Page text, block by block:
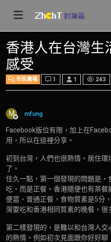
香港人在台灣生
感受
市民廣場 1 1 243
M
離線
mfung
Facebook版位有限，加上在
用，所以在這裡分享。
初到台灣，人們也很熱情。居住
了。
住久一點，第一個發現的問題是
吃，而是正餐。香港隨便也有茶
便當、普通正餐，食物質素是5分
灣要吃和香港相同質素的晚餐，很
第二樣發現的，是難以和台灣人
的熱情。例如初次見面跟你好好